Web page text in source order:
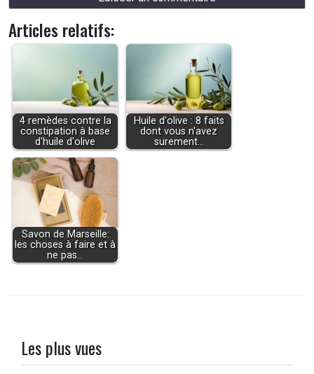
Articles relatifs:
4 remèdes contre la
constipation à base
d'huile d'olive
Huile d'olive : 8 faits
dont vous n'avez
surement…
Savon de Marseille:
les choses à faire et à
ne pas…
Les plus vues